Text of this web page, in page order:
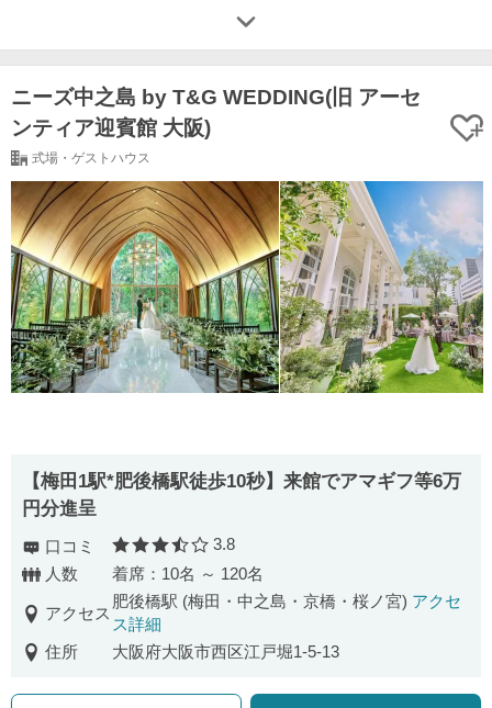
ニーズ中之島 by T&G WEDDING(旧 アーセ
ンティア迎賓館 大阪)
式場・ゲストハウス
【梅田1駅*肥後橋駅徒歩10秒】来館でアマギフ等6万
円分進呈
口コミ 口コミ評価
3.8
人数
着席：10名 ～ 120名
アクセス
肥後橋駅 (梅田・中之島・京橋・桜ノ宮) アクセ
ス詳細
住所
大阪府大阪市西区江戸堀1-5-13